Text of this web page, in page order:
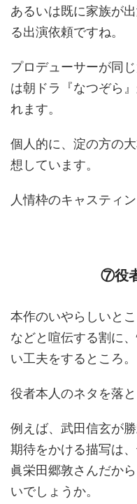
あるいは既に家族が
る出演依頼ですね。
プロデューサーが同
は朝ドラ『なつぞら
れます。
個人的に、淀の方の
想しています。
人情枠のキャステ
⑦役
本作のいやらしいと
などと喧伝する割に
い工夫をするところ。
役者本人のネタを落と
例えば、武田信玄が
期待をかける描写は
眞栄田郷敦さんだか
いでしょうか。